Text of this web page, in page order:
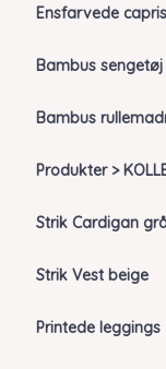
Ensfarvede capris
Bambus sengetøj
Bambus
Produkter >
Strik Cardigan
Strik Vest beige
Printede leggings